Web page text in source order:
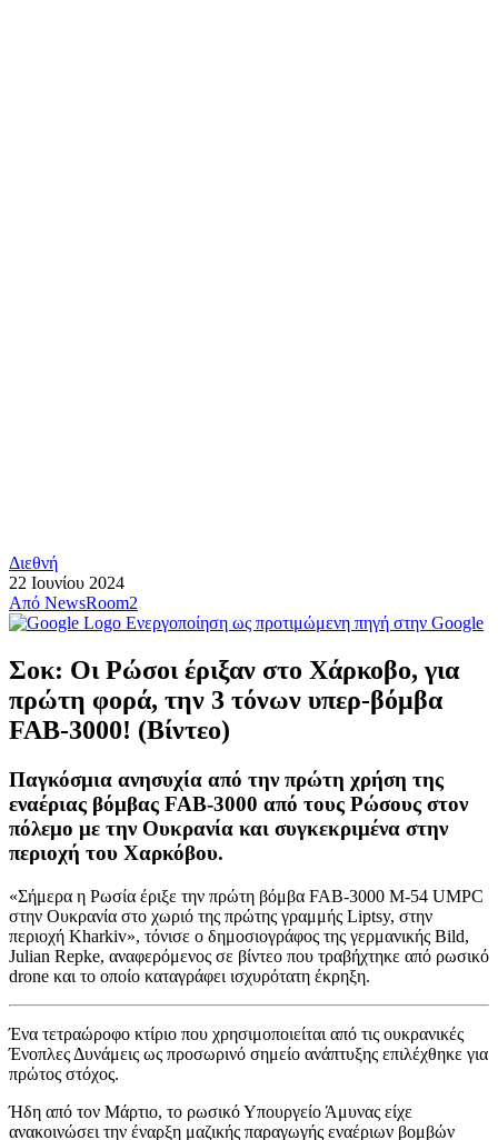
Διεθνή
22 Ιουνίου 2024
Από NewsRoom2
Ενεργοποίηση ως προτιμώμενη πηγή στην Google
Σοκ: Οι Ρώσοι έριξαν στο Χάρκοβο, για
πρώτη φορά, την 3 τόνων υπερ-βόμβα
FAB-3000! (Βίντεο)
Παγκόσμια ανησυχία από την πρώτη χρήση της
εναέριας βόμβας FAB-3000 από τους Ρώσους στον
πόλεμο με την Ουκρανία και συγκεκριμένα στην
περιοχή του Χαρκόβου.
«Σήμερα η Ρωσία έριξε την πρώτη βόμβα FAB-3000 M-54 UMPC
στην Ουκρανία στο χωριό της πρώτης γραμμής Liptsy, στην
περιοχή Kharkiv», τόνισε ο δημοσιογράφος της γερμανικής Bild,
Julian Repke, αναφερόμενος σε βίντεο που τραβήχτηκε από ρωσικό
drone και το οποίο καταγράφει ισχυρότατη έκρηξη.
Ένα τετραώροφο κτίριο που χρησιμοποιείται από τις ουκρανικές
Ένοπλες Δυνάμεις ως προσωρινό σημείο ανάπτυξης επιλέχθηκε για
πρώτος στόχος.
Ήδη από τον Μάρτιο, το ρωσικό Υπουργείο Άμυνας είχε
ανακοινώσει την έναρξη μαζικής παραγωγής εναέριων βομβών